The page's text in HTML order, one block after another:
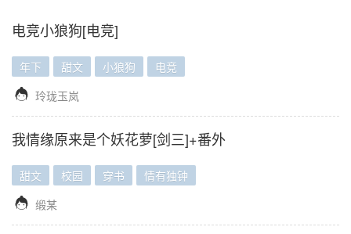
电竞小狼狗[电竞]
年下 甜文 小狼狗 电竞
 玲珑玉岚
我情缘原来是个妖花萝[剑三]+番外
甜文 校园 穿书 情有独钟
 缎某